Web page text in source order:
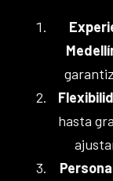
hasta